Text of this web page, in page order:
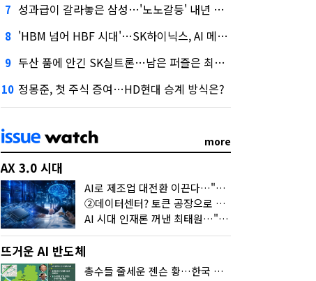
7 성과급이 갈라놓은 삼성…'노노갈등' 내년 교섭 판 흔들까
8 'HBM 넘어 HBF 시대'…SK하이닉스, AI 메모리 표준 선점 나섰다
9 두산 품에 안긴 SK실트론…남은 퍼즐은 최태원 지분 29.4%
10 정몽준, 첫 주식 증여…HD현대 승계 방식은?
more
AX 3.0 시대
AI로 제조업 대전환 이끈다…"2030년까지 민관합동 20조 투자"
②데이터센터? 토큰 공장으로 변신
AI 시대 인재론 꺼낸 최태원…"협업이 경쟁력"
뜨거운 AI 반도체
총수들 줄세운 젠슨 황…한국 산업계 새판 짰다